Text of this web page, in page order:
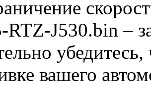
RTZ-J530.bin –
вашего